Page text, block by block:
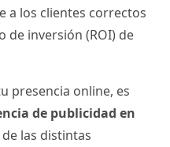
a los clientes correctos
de inversión (ROI) de
presencia online, es
de publicidad en
las distintas